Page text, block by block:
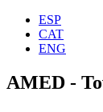
ESP
CAT
ENG
AMED -